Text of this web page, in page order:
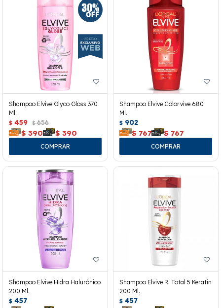
Shampoo Elvive Glyco Gloss 370
Ml.
$ 459 $ 656
$ 390 $ 390
Shampoo Elvive Colorvive 680
Ml.
$ 902
$ 767 $ 767
Shampoo Elvive Hidra Halurónico
200 Ml.
$ 457
Shampoo Elvive R. Total 5 Keratin
200 Ml.
$ 457